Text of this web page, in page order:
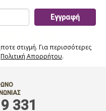
Εγγραφή
στιγμή. Για περισσότερες
Πολιτική Απορρήτου.
331